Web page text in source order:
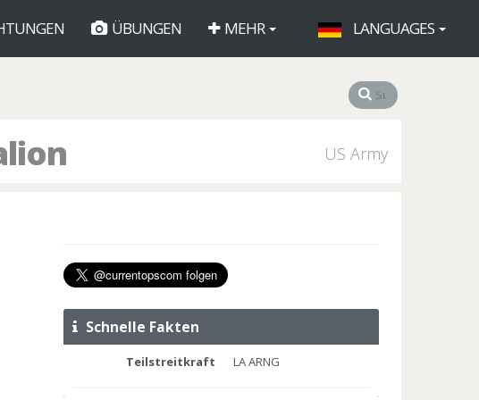
ÜBUNGEN MEHR LANGUAGES
US Army
Schnelle Fakten
Teilstreitkraft LA ARNG